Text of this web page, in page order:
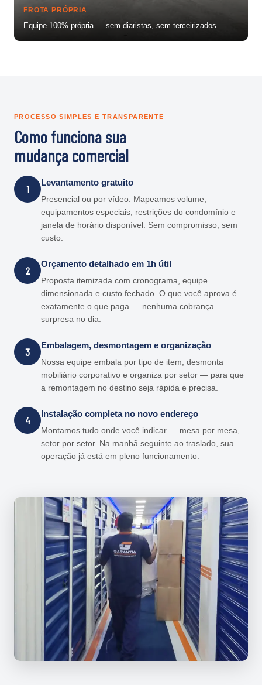
FROTA PRÓPRIA
Equipe 100% própria — sem diaristas, sem terceirizados
PROCESSO SIMPLES E TRANSPARENTE
Como funciona sua
mudança comercial
1
Levantamento gratuito
Presencial ou por vídeo. Mapeamos volume,
equipamentos especiais, restrições do condomínio e
janela de horário disponível. Sem compromisso, sem
custo.
2
Orçamento detalhado em 1h útil
Proposta itemizada com cronograma, equipe
dimensionada e custo fechado. O que você aprova é
exatamente o que paga — nenhuma cobrança
surpresa no dia.
3
Embalagem, desmontagem e organização
Nossa equipe embala por tipo de item, desmonta
mobiliário corporativo e organiza por setor — para que
a remontagem no destino seja rápida e precisa.
4
Instalação completa no novo endereço
Montamos tudo onde você indicar — mesa por mesa,
setor por setor. Na manhã seguinte ao traslado, sua
operação já está em pleno funcionamento.